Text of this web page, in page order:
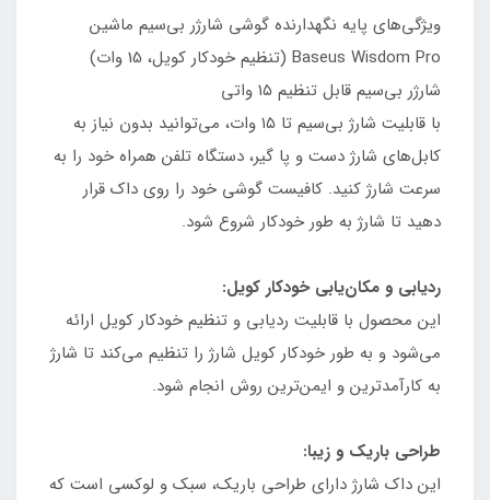
ویژگی‌های پایه نگهدارنده گوشی شارژر بی‌سیم ماشین
Baseus Wisdom Pro (تنظیم خودکار کویل، 15 وات)
شارژر بی‌سیم قابل تنظیم ۱۵ واتی
با قابلیت شارژ بی‌سیم تا ۱۵ وات، می‌توانید بدون نیاز به
کابل‌های شارژ دست و پا گیر، دستگاه تلفن همراه خود را به
سرعت شارژ کنید. کافیست گوشی خود را روی داک قرار
دهید تا شارژ به طور خودکار شروع شود.
ردیابی و مکان‌یابی خودکار کویل:
این محصول با قابلیت ردیابی و تنظیم خودکار کویل ارائه
می‌شود و به طور خودکار کویل شارژ را تنظیم می‌کند تا شارژ
به کارآمدترین و ایمن‌ترین روش انجام شود.
طراحی باریک و زیبا:
این داک شارژ دارای طراحی باریک، سبک و لوکسی است که